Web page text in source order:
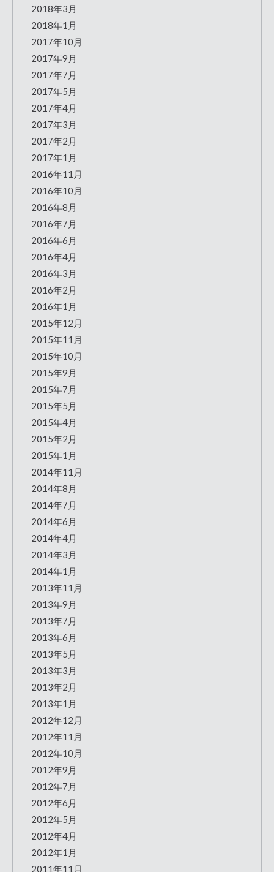
2018年3月
2018年1月
2017年10月
2017年9月
2017年7月
2017年5月
2017年4月
2017年3月
2017年2月
2017年1月
2016年11月
2016年10月
2016年8月
2016年7月
2016年6月
2016年4月
2016年3月
2016年2月
2016年1月
2015年12月
2015年11月
2015年10月
2015年9月
2015年7月
2015年5月
2015年4月
2015年2月
2015年1月
2014年11月
2014年8月
2014年7月
2014年6月
2014年4月
2014年3月
2014年1月
2013年11月
2013年9月
2013年7月
2013年6月
2013年5月
2013年3月
2013年2月
2013年1月
2012年12月
2012年11月
2012年10月
2012年9月
2012年7月
2012年6月
2012年5月
2012年4月
2012年1月
2011年11月